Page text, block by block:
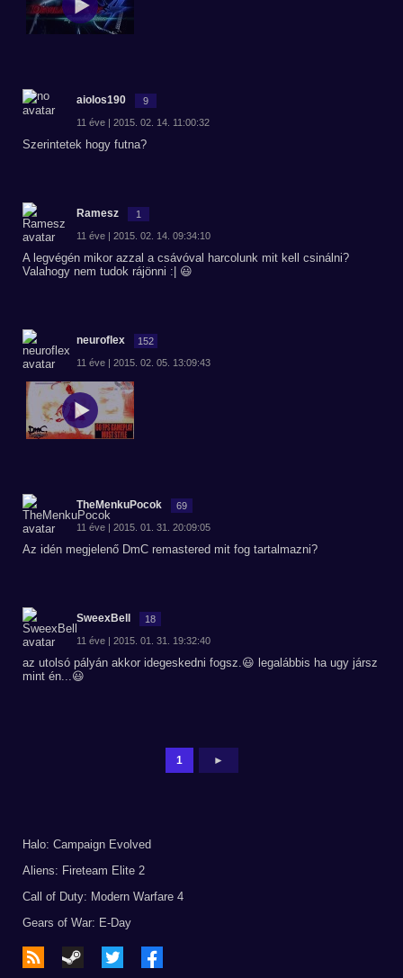
aiolos190 9
11 éve | 2015. 02. 14. 11:00:32
Szerintetek hogy futna?
Ramesz 1
11 éve | 2015. 02. 14. 09:34:10
A legvégén mikor azzal a csávóval harcolunk mit kell csinálni?
Valahogy nem tudok rájönni :| 😃
neuroflex 152
11 éve | 2015. 02. 05. 13:09:43
TheMenkuPocok 69
11 éve | 2015. 01. 31. 20:09:05
Az idén megjelenő DmC remastered mit fog tartalmazni?
SweexBell 18
11 éve | 2015. 01. 31. 19:32:40
az utolsó pályán akkor idegeskedni fogsz.😃 legalábbis ha ugy jársz
mint én...😃
1 ►
Halo: Campaign Evolved
Aliens: Fireteam Elite 2
Call of Duty: Modern Warfare 4
Gears of War: E-Day